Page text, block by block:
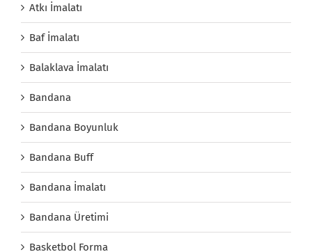
Atkı İmalatı
Baf İmalatı
Balaklava İmalatı
Bandana
Bandana Boyunluk
Bandana Buff
Bandana İmalatı
Bandana Üretimi
Basketbol Forma